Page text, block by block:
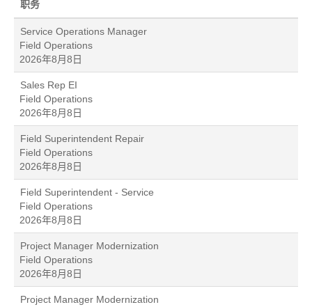
职务
Service Operations Manager
Field Operations
2026年8月8日
Sales Rep EI
Field Operations
2026年8月8日
Field Superintendent Repair
Field Operations
2026年8月8日
Field Superintendent - Service
Field Operations
2026年8月8日
Project Manager Modernization
Field Operations
2026年8月8日
Project Manager Modernization